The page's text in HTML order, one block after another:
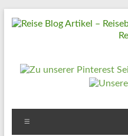
Inhalt
Blog
–
Reiseberichte